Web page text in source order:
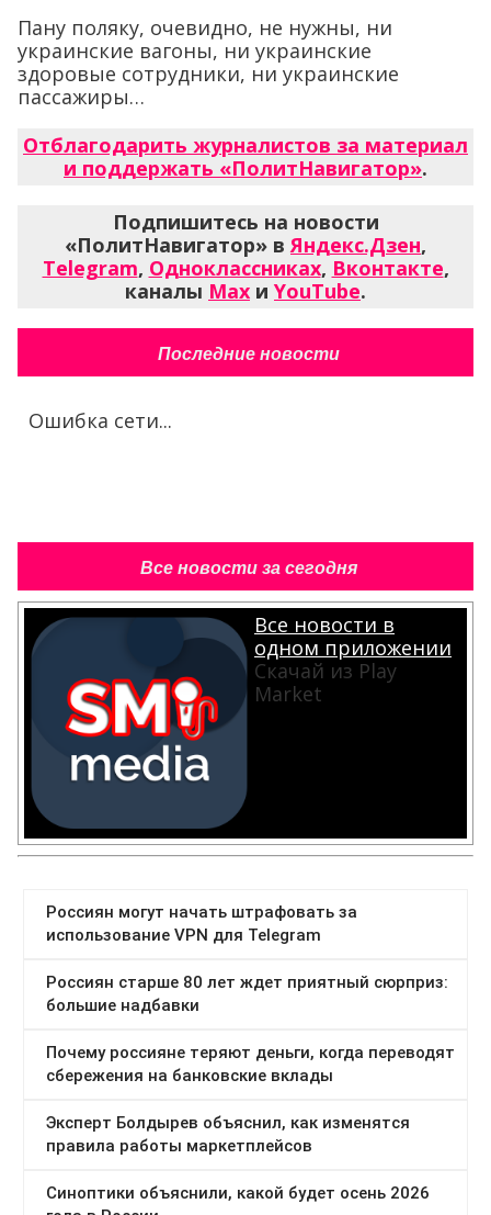
Пану поляку, очевидно, не нужны, ни
украинские вагоны, ни украинские
здоровые сотрудники, ни украинские
пассажиры…
Отблагодарить журналистов за материал
и поддержать «ПолитНавигатор».
Подпишитесь на новости
«ПолитНавигатор» вЯндекс.Дзен,
Telegram, Одноклассниках, Вконтакте,
каналы Max и YouTube.
Последние новости
Ошибка сети...
Все новости за сегодня
Все новости в
одном приложении
Скачай из Play
Market